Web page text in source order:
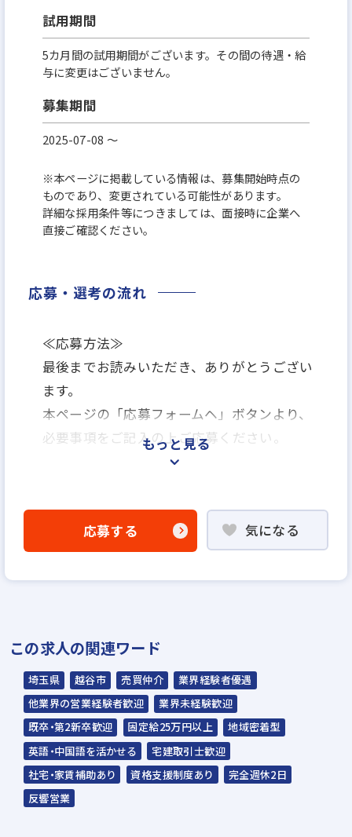
試用期間
5カ月間の試用期間がございます。その間の待遇・給
与に変更はございません。
募集期間
2025-07-08 〜
※本ページに掲載している情報は、募集開始時点の
ものであり、変更されている可能性があります。
詳細な採用条件等につきましては、面接時に企業へ
直接ご確認ください。
応募・選考の流れ
≪応募方法≫
最後までお読みいただき、ありがとうござい
ます。
本ページの「応募フォームヘ」ボタンより、
必要事項をご記入の上ご応募ください。
エントリー
一次面接（WEB可）
▼
内 定
※入社時期は相談に応じます。
※現在、在職中の方も積極的にご応募くださ
い。応募の秘密は厳守いたします
新越谷店スタッフ
もっと見る
応募する 気になる
この求人の関連ワード
埼玉県 越谷市 売買仲介
業界経験者優遇
他業界の営業経験者歓迎
業界未経験歓迎
既卒・第2新卒歓迎
固定給25万円以上
地域密着型
英語・中国語を活かせる
宅建取引士歓迎
社宅・家賃補助あり
資格支援制度あり
完全週休2日
反響営業